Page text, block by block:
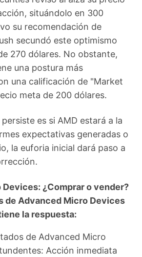
situándolo en 300
su recomendación de
secundó este optimismo
270 dólares. No obstante,
una postura más
una calificación de "Market
meta de 200 dólares.
es si AMD estará a la
expectativas generadas o
la euforia inicial dará paso a
¿Comprar o vender?
de Advanced Micro Devices
la respuesta:
de Advanced Micro
Acción inmediata